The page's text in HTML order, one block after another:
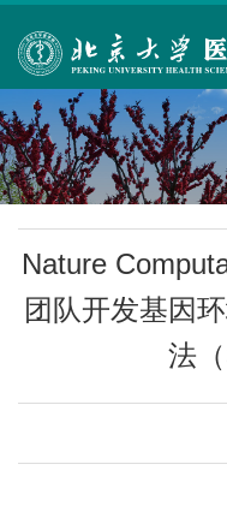
Nature
团队开发基因
法